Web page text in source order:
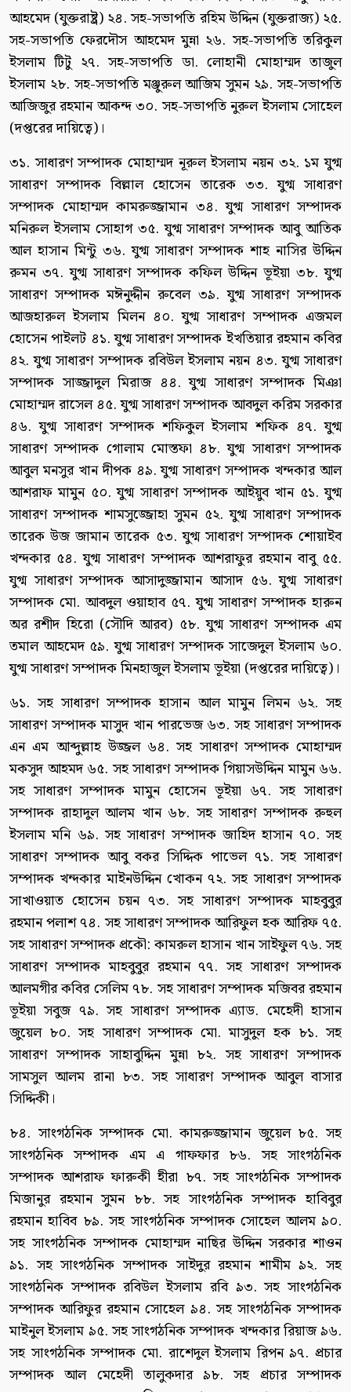
আহমেদ (যুক্তরাষ্ট্র) ২৪. সহ-সভাপতি রহিম উদ্দিন (যুক্তরাজ্য) ২৫.
সহ-সভাপতি ফেরদৌস আহমেদ মুন্না ২৬. সহ-সভাপতি তরিকুল
ইসলাম টিটু ২৭. সহ-সভাপতি ডা. লোহানী মোহাম্মদ তাজুল
ইসলাম ২৮. সহ-সভাপতি মঞ্জুরুল আজিম সুমন ২৯. সহ-সভাপতি
আজিজুর রহমান আকন্দ ৩০. সহ-সভাপতি নুরুল ইসলাম সোহেল
(দপ্তরের দায়িত্বে)।
৩১. সাধারণ সম্পাদক মোহাম্মদ নূরুল ইসলাম নয়ন ৩২. ১ম যুগ্ম
সাধারণ সম্পাদক বিল্লাল হোসেন তারেক ৩৩. যুগ্ম সাধারণ
সম্পাদক মোহাম্মদ কামরুজ্জামান ৩৪. যুগ্ম সাধারণ সম্পাদক
মনিরুল ইসলাম সোহাগ ৩৫. যুগ্ম সাধারণ সম্পাদক আবু আতিক
আল হাসান মিন্টু ৩৬. যুগ্ম সাধারণ সম্পাদক শাহ নাসির উদ্দিন
রুমন ৩৭. যুগ্ম সাধারণ সম্পাদক কফিল উদ্দিন ভূইয়া ৩৮. যুগ্ম
সাধারণ সম্পাদক মঈনুদ্দীন রুবেল ৩৯. যুগ্ম সাধারণ সম্পাদক
আজহারুল ইসলাম মিলন ৪০. যুগ্ম সাধারণ সম্পাদক এজমল
হোসেন পাইলট ৪১. যুগ্ম সাধারণ সম্পাদক ইখতিয়ার রহমান কবির
৪২. যুগ্ম সাধারণ সম্পাদক রবিউল ইসলাম নয়ন ৪৩. যুগ্ম সাধারণ
সম্পাদক সাজ্জাদুল মিরাজ ৪৪. যুগ্ম সাধারণ সম্পাদক মিঞা
মোহাম্মদ রাসেল ৪৫. যুগ্ম সাধারণ সম্পাদক আবদুল করিম সরকার
৪৬. যুগ্ম সাধারণ সম্পাদক শফিকুল ইসলাম শফিক ৪৭. যুগ্ম
সাধারণ সম্পাদক গোলাম মোস্তফা ৪৮. যুগ্ম সাধারণ সম্পাদক
আবুল মনসুর খান দীপক ৪৯. যুগ্ম সাধারণ সম্পাদক খন্দকার আল
আশরাফ মামুন ৫০. যুগ্ম সাধারণ সম্পাদক আইয়ুব খান ৫১. যুগ্ম
সাধারণ সম্পাদক শামসুজ্জোহা সুমন ৫২. যুগ্ম সাধারণ সম্পাদক
তারেক উজ জামান তারেক ৫৩. যুগ্ম সাধারণ সম্পাদক শোয়াইব
খন্দকার ৫৪. যুগ্ম সাধারণ সম্পাদক আশরাফুর রহমান বাবু ৫৫.
যুগ্ম সাধারণ সম্পাদক আসাদুজ্জামান আসাদ ৫৬. যুগ্ম সাধারণ
সম্পাদক মো. আবদুল ওয়াহাব ৫৭. যুগ্ম সাধারণ সম্পাদক হারুন
অর রশীদ হিরো (সৌদি আরব) ৫৮. যুগ্ম সাধারণ সম্পাদক এম
তমাল আহমেদ ৫৯. যুগ্ম সাধারণ সম্পাদক সাজেদুল ইসলাম ৬০.
যুগ্ম সাধারণ সম্পাদক মিনহাজুল ইসলাম ভূইয়া (দপ্তরের দায়িত্বে)।
৬১. সহ সাধারণ সম্পাদক হাসান আল মামুন লিমন ৬২. সহ
সাধারণ সম্পাদক মাসুদ খান পারভেজ ৬৩. সহ সাধারণ সম্পাদক
এন এম আব্দুল্লাহ উজ্জল ৬৪. সহ সাধারণ সম্পাদক মোহাম্মদ
মকসুদ আহমদ ৬৫. সহ সাধারণ সম্পাদক গিয়াসউদ্দিন মামুন ৬৬.
সহ সাধারণ সম্পাদক মামুন হোসেন ভূইয়া ৬৭. সহ সাধারণ
সম্পাদক রাহাদুল আলম খান ৬৮. সহ সাধারণ সম্পাদক রুহুল
ইসলাম মনি ৬৯. সহ সাধারণ সম্পাদক জাহিদ হাসান ৭০. সহ
সাধারণ সম্পাদক আবু বকর সিদ্দিক পাভেল ৭১. সহ সাধারণ
সম্পাদক খন্দকার মাইনউদ্দিন খোকন ৭২. সহ সাধারণ সম্পাদক
সাখাওয়াত হোসেন চয়ন ৭৩. সহ সাধারণ সম্পাদক মাহবুবুর
রহমান পলাশ ৭৪. সহ সাধারণ সম্পাদক আরিফুল হক আরিফ ৭৫.
সহ সাধারণ সম্পাদক প্রকৌ: কামরুল হাসান খান সাইফুল ৭৬. সহ
সাধারণ সম্পাদক মাহবুবুর রহমান ৭৭. সহ সাধারণ সম্পাদক
আলমগীর কবির সেলিম ৭৮. সহ সাধারণ সম্পাদক মজিবর রহমান
ভূইয়া সবুজ ৭৯. সহ সাধারণ সম্পাদক এ্যাড. মেহেদী হাসান
জুয়েল ৮০. সহ সাধারণ সম্পাদক মো. মাসুদুল হক ৮১. সহ
সাধারণ সম্পাদক সাহাবুদ্দিন মুন্না ৮২. সহ সাধারণ সম্পাদক
সামসুল আলম রানা ৮৩. সহ সাধারণ সম্পাদক আবুল বাসার
সিদ্দিকী।
৮৪. সাংগঠনিক সম্পাদক মো. কামরুজ্জামান জুয়েল ৮৫. সহ
সাংগঠনিক সম্পাদক এম এ গাফফার ৮৬. সহ সাংগঠনিক
সম্পাদক আশরাফ ফারুকী হীরা ৮৭. সহ সাংগঠনিক সম্পাদক
মিজানুর রহমান সুমন ৮৮. সহ সাংগঠনিক সম্পাদক হাবিবুর
রহমান হাবিব ৮৯. সহ সাংগঠনিক সম্পাদক সোহেল আলম ৯০.
সহ সাংগঠনিক সম্পাদক মোহাম্মদ নাছির উদ্দিন সরকার শাওন
৯১. সহ সাংগঠনিক সম্পাদক সাইদুর রহমান শামীম ৯২. সহ
সাংগঠনিক সম্পাদক রবিউল ইসলাম রবি ৯৩. সহ সাংগঠনিক
সম্পাদক আরিফুর রহমান সোহেল ৯৪. সহ সাংগঠনিক সম্পাদক
মাইনুল ইসলাম ৯৫. সহ সাংগঠনিক সম্পাদক খন্দকার রিয়াজ ৯৬.
সহ সাংগঠনিক সম্পাদক মো. রাশেদুল ইসলাম রিপন ৯৭. প্রচার
সম্পাদক আল মেহেদী তালুকদার ৯৮. সহ প্রচার সম্পাদক